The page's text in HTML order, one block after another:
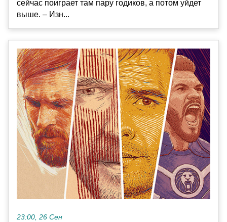
сейчас поиграет там пару годиков, а потом уйдет
выше. – Изн...
23:00, 26 Сен